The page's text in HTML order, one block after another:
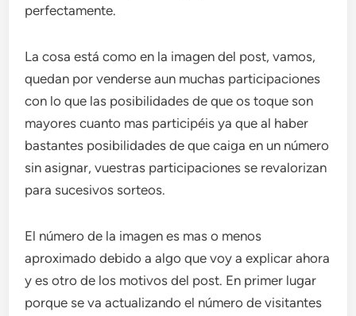
perfectamente.
La cosa está como en la imagen del post, vamos,
quedan por venderse aun muchas participaciones
con lo que las posibilidades de que os toque son
mayores cuanto mas participéis ya que al haber
bastantes posibilidades de que caiga en un número
sin asignar, vuestras participaciones se revalorizan
para sucesivos sorteos.
El número de la imagen es mas o menos
aproximado debido a algo que voy a explicar ahora
y es otro de los motivos del post. En primer lugar
porque se va actualizando el número de visitantes